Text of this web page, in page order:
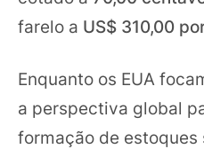
farelo a US$ 310,00
Enquanto os EUA
a perspectiva global
formação de estoques